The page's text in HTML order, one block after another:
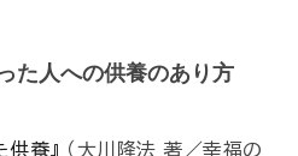
た人への供養のあり方
養』 （大川隆法 著／幸福の